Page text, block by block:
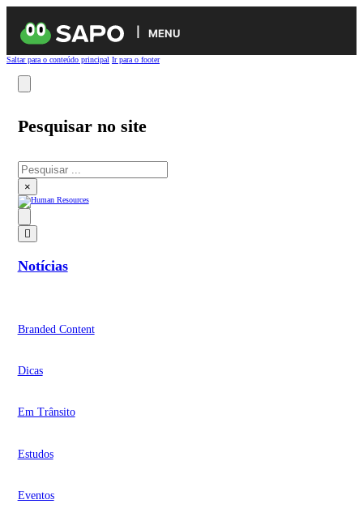
MENU
Saltar para o conteúdo principal Ir para o footer
Pesquisar no site
Pesquisar
×
Notícias
Branded Content
Dicas
Em Trânsito
Estudos
Eventos